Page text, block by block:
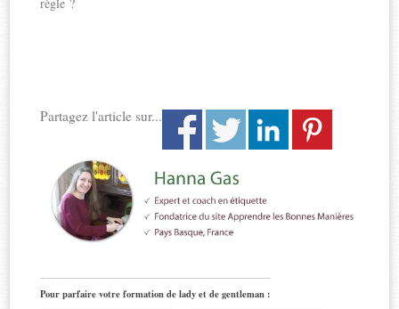
règle ?
Partagez l'article sur...
Pour parfaire votre formation de lady et de gentleman :